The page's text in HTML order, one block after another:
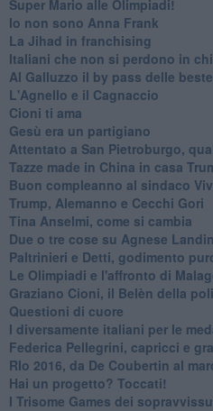
Super Mario alle Olimpiadi!
Io non sono Anna Frank
​La Jihad in franchising
Italiani che non si perdono in
Al Galluzzo il by pass delle
L'Agnello e il Cagnaccio
Cioni ti ama
​Gesù era un partigiano
Attentato a San Pietroburgo,
Tazze made in China in casa
Buon compleanno al sindaco
Trump, Alemanno e Cecchi Gori
Tina Anselmi, come si cambia
Due o tre cose su Agnese
Paltrinieri e Detti, godimento
Le Olimpiadi e l'affronto di
Graziano Cioni, il Belèn della
Questioni di cuore
I diversamente italiani per le
Federica Pellegrini, capricci e
RIo 2016, da De Coubertin al
​Hai un progetto? Toccati!
​I Trisome Games dei